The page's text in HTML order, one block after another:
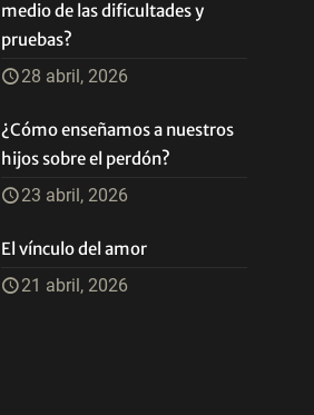
medio de las dificultades y
pruebas?
28 abril, 2026
¿Cómo enseñamos a nuestros
hijos sobre el perdón?
23 abril, 2026
El vínculo del amor
21 abril, 2026